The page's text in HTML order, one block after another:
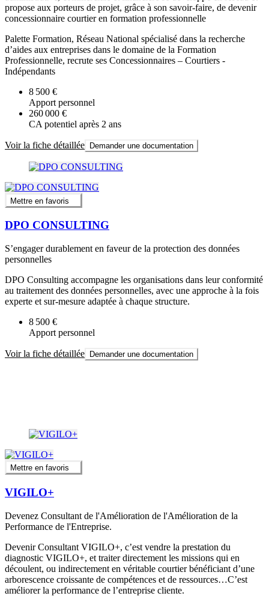
propose aux porteurs de projet, grâce à son savoir-faire, de devenir
concessionnaire courtier en formation professionnelle
Palette Formation, Réseau National spécialisé dans la recherche
d’aides aux entreprises dans le domaine de la Formation
Professionnelle, recrute ses Concessionnaires – Courtiers -
Indépendants
8 500 €
Apport personnel
260 000 €
CA potentiel après 2 ans
Voir la fiche détaillée Demander une documentation
Mettre en favoris
DPO CONSULTING
S’engager durablement en faveur de la protection des données
personnelles
DPO Consulting accompagne les organisations dans leur conformité
au traitement des données personnelles, avec une approche à la fois
experte et sur-mesure adaptée à chaque structure.
8 500 €
Apport personnel
Voir la fiche détaillée Demander une documentation
Mettre en favoris
VIGILO+
Devenez Consultant de l'Amélioration de l'Amélioration de la
Performance de l'Entreprise.
Devenir Consultant VIGILO+, c’est vendre la prestation du
diagnostic VIGILO+, et traiter directement les missions qui en
découlent, ou indirectement en véritable courtier bénéficiant d’une
arborescence croissante de compétences et de ressources…C’est
améliorer la performance de l’entreprise cliente.